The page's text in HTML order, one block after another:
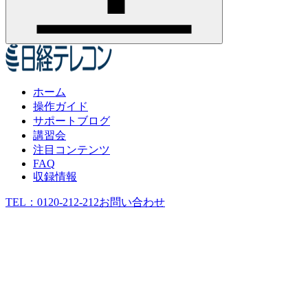
ホーム
操作ガイド
サポートブログ
講習会
注目コンテンツ
FAQ
収録情報
TEL： 0120-212-212お問い合わせ